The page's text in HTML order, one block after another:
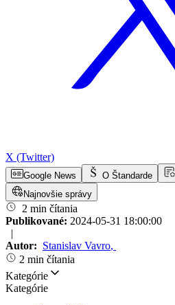
X (Twitter)
Google News O Štandarde
Najnovšie správy
2 min čítania
Publikované: 2024-05-31 18:00:00
|
Autor: Stanislav Vavro,
2 min čítania
Kategórie
Kategórie